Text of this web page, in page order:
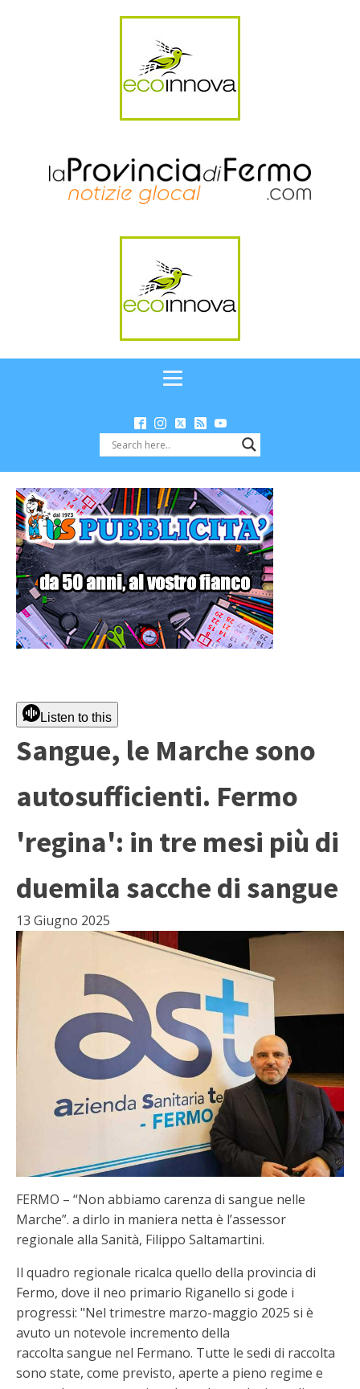
Listen to this
Sangue, le Marche sono
autosufficienti. Fermo
'regina': in tre mesi più di
duemila sacche di sangue
13 Giugno 2025
FERMO – “Non abbiamo carenza di sangue nelle
Marche”. a dirlo in maniera netta è l’assessor
regionale alla Sanità, Filippo Saltamartini.
Il quadro regionale ricalca quello della provincia di
Fermo, dove il neo primario Riganello si gode i
progressi: "Nel trimestre marzo-maggio 2025 si è
avuto un notevole incremento della
raccolta sangue nel Fermano. Tutte le sedi di raccolta
sono state, come previsto, aperte a pieno regime e